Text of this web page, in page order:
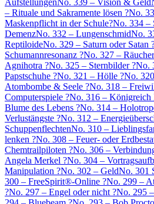
AufstellungenNo. 339 – Vision & Geld
– Rituale und Sakramente lösen ?No.
Maskenpflicht in der Schule?No. 334 –
DemenzNo. 332 – LungenschmidNo.
ReptiloideNo. 329 – Saturn oder Satan
Schumannresonanz ?No. 327 –
Agnihotra ?No. 325 – Sternbilder ?No.
Papstschuhe ?No. 321 – Hölle ?No.
Atombombe & Seele ?No. 318 –
Computerspiele ?No. 316 – Königreich
Blume des Lebens ?No. 314 –
Verlustängste ?No. 312 –
SchuppenflechtenNo. 310 –
lenken ?No. 308 – Feuer- oder
Chemtrailpiloten ?No. 306 –
Angela Merkel ?No. 304 –
Manipulation ?No. 302 – GeldNo. 301
300 – FreeSpirit®-Online ?No. 299 –
?No. 297 – Engel oder nicht ?No. 295